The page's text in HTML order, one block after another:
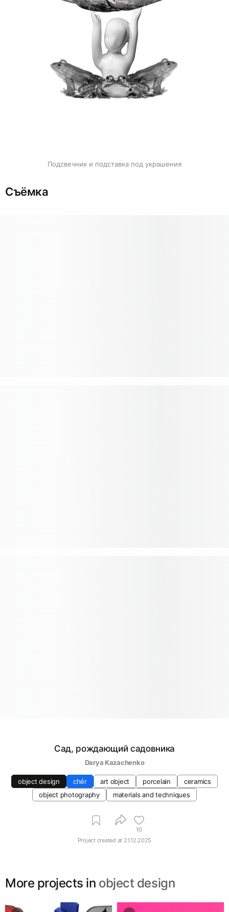
Подсвечник и подставка под украшения
Съёмка
Сад, рождающий садовника
Darya Kazachenko
object design chér art object porcelain
ceramics
object photography
materials and techniques
10
Project created at 21.12.2025
More projects in object design